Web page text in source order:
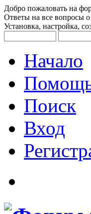
Добро пожаловать на
Ответы на все вопросы о
Установка, настройка,
Начало
Поиск
Вход